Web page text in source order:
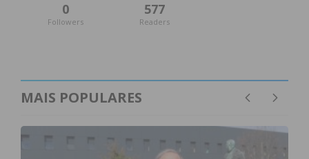
0
Followers
577
Readers
MAIS POPULARES